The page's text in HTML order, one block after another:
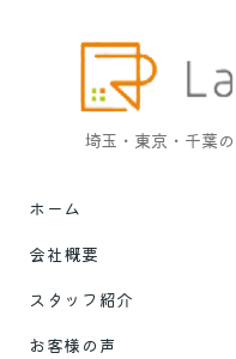
埼玉・東京・千葉
ホーム
会社概要
スタッフ紹介
お客様の声